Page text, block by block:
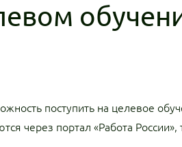
поступить на целевое
через портал «Работа